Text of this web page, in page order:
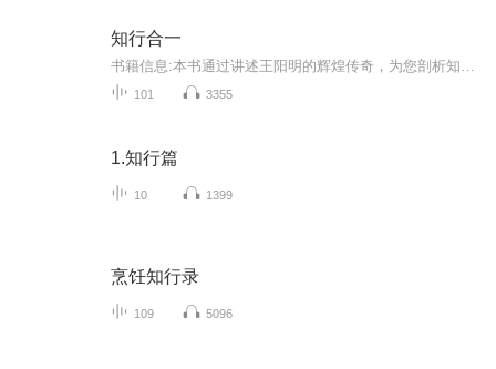
知行合一
101 3355
1.知行篇
10 1399
烹饪知行录
109 5096